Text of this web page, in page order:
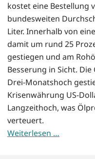
kostet eine Bestellung
bundesweiten
Liter. Innerhalb von
damit um rund 25
gestiegen und am
Besserung in Sicht.
Drei-Monatshoch
Krisenwährung US-
Langzeithoch, was
verteuert.
Weiterlesen …